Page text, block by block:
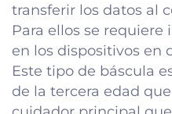
transferir los datos al
Para ellos se
en los dispositivos en
Este tipo de báscula
de la tercera edad